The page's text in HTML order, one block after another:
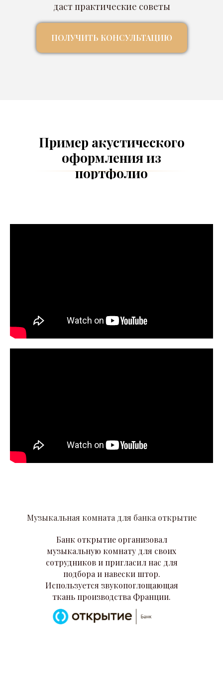
даст практические советы
ПОЛУЧИТЬ КОНСУЛЬТАЦИЮ
Пример акустического
оформления из
портфолио
Музыкальная комната для банка открытие
Банк открытие организовал
музыкальную комнату для своих
сотрудников и пригласил нас для
подбора и навески штор.
Используется звукопоглощающая
ткань производства Франции.